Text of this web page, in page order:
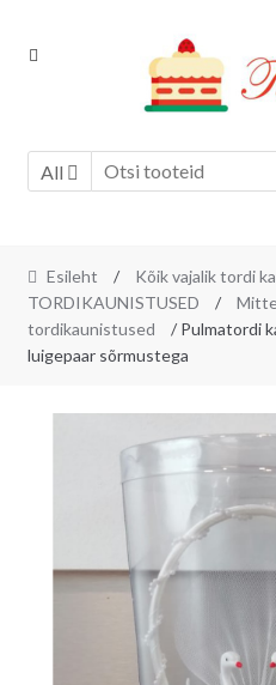
Skip
Skip
All
Esileht /
Kõik vajalik tordi
TORDIKAUNISTUSED
/
tordikaunistused
/ Pulmatordi
luigepaar sõrmustega